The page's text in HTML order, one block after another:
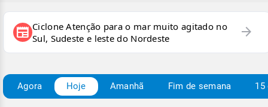
newspaper Ciclone Atenção para o mar muito agitado no
Sul, Sudeste e leste do Nordeste
arrow_forward
Agora Hoje Amanhã Fim de semana 15